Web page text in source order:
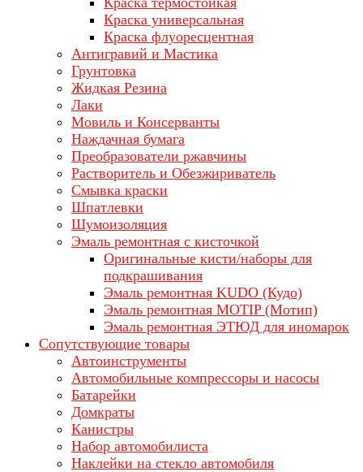
Краска универсальная
Краска флуоресцентная
Антигравий и Мастика
Грунтовка
Жидкая Резина
Лаки
Мовиль и Консерванты
Наждачная бумага
Преобразователи ржавчины
Растворитель и Обезжириватель
Смывка краски
Шпатлевки
Шумоизоляция
Эмаль ремонтная с кисточкой
Оригинальные кисти/наборы для
подкрашивания
Эмаль ремонтная KUDO (Кудо)
Эмаль ремонтная MOTIP (Мотип)
Эмаль ремонтная ЭТЮД для иномарок
Сопутствующие товары
Автоинструменты
Автомобильные компрессоры и насосы
Батарейки
Домкраты
Канистры
Набор автомобилиста
Наклейки на стекло автомобиля